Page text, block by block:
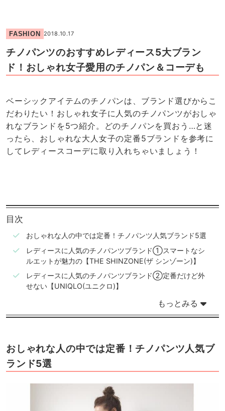
FASHION 2018.10.17
チノパンツのおすすめレディース5大ブラン
ド！おしゃれ女子愛用のチノパン＆コーデも
ベーシックアイテムのチノパンは、ブランド選びからこ
だわりたい！おしゃれ女子に人気のチノパンツがおしゃ
れなブランドを5つ紹介。どのチノパンを買おう…と迷
ったら、おしゃれな大人女子の定番5ブランドを参考に
してレディースコーデに取り入れちゃいましょう！
目次
おしゃれな人の中では定番！チノパンツ人気ブランド5選
レディースに人気のチノパンツブランド①スマートなシ
ルエットが魅力の【THE SHINZONE(ザ シンゾーン)】
レディースに人気のチノパンツブランド②定番だけど外
せない【UNIQLO(ユニクロ)】
もっとみる
おしゃれな人の中では定番！チノパンツ人気ブ
ランド5選